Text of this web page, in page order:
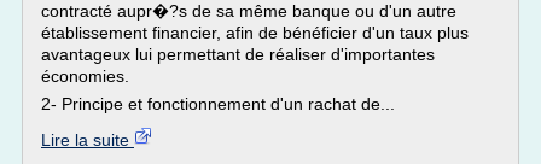
contracté aupr�?s de sa même banque ou d'un autre
établissement financier, afin de bénéficier d'un taux plus
avantageux lui permettant de réaliser d'importantes
économies.
2- Principe et fonctionnement d'un rachat de...
Lire la suite